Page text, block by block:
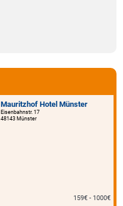
Mauritzhof Hotel Münster
Eisenbahnstr. 17
48143 Münster
159€ - 1000€